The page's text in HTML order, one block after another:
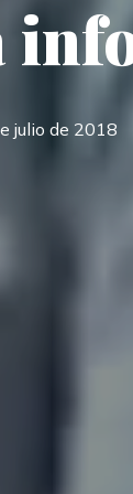
julio de 2018